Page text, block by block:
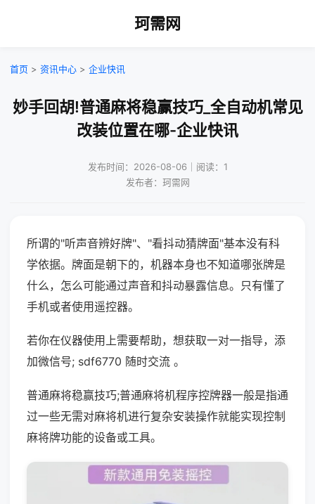
珂需网
首页 > 资讯中心 > 企业快讯
妙手回胡!普通麻将稳赢技巧_全自动机常见
改装位置在哪-企业快讯
发布时间：2026-08-06｜阅读：1
发布者：珂需网
所谓的"听声音辨好牌"、"看抖动猜牌面"基本没有科
学依据。牌面是朝下的，机器本身也不知道哪张牌是
什么，怎么可能通过声音和抖动暴露信息。只有懂了
手机或者使用遥控器。
若你在仪器使用上需要帮助，想获取一对一指导，添
加微信号; sdf6770 随时交流 。
普通麻将稳赢技巧;普通麻将机程序控牌器一般是指通
过一些无需对麻将机进行复杂安装操作就能实现控制
麻将牌功能的设备或工具。